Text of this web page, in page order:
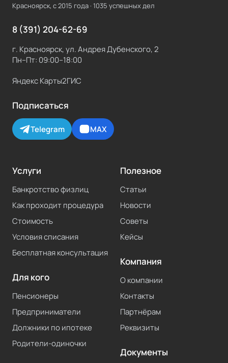
Красноярск, с2015 года · 1035 успешных дел
8 (391) 204-62-69
г. Красноярск, ул. Андрея Дубенского, 2
Пн–Пт: 09:00–18:00
Яндекс Карты2ГИС
Подписаться
Telegram MAX
Услуги
Банкротство физлиц
Как проходит процедура
Стоимость
Условия списания
Бесплатная консультация
Для кого
Пенсионеры
Предприниматели
Должники по ипотеке
Родители-одиночки
Полезное
Статьи
Новости
Советы
Кейсы
Компания
О компании
Контакты
Партнёрам
Реквизиты
Документы